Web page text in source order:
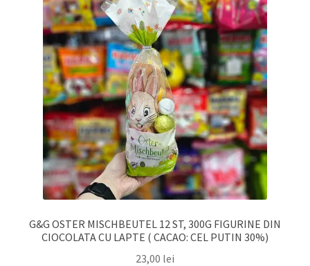
G&G OSTER MISCHBEUTEL 12 ST, 300G FIGURINE DIN
CIOCOLATA CU LAPTE ( CACAO: CEL PUTIN 30%)
23,00 lei